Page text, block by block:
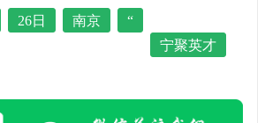
26日 南京
“
宁聚英才